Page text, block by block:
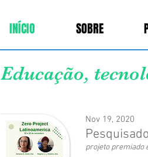
INÍCIO SOBRE
Educação,
Nov 19, 2020
projeto premiado